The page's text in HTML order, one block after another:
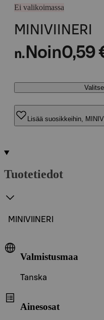
Ei valikoimassa
MINIVIINERI
n. Noin0,59
Lisää suosikkeihin,
Tuotetiedot
MINIVIINERI
Valmistusmaa
Tanska
Ainesosat